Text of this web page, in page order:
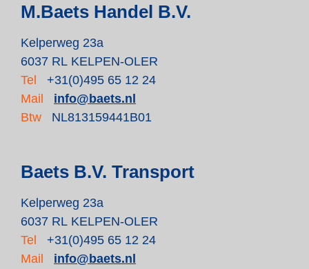
M.Baets Handel B.V.
Kelperweg 23a
6037 RL KELPEN-OLER
Tel
+31(0)495 65 12 24
Mail
info@baets.nl
Btw
NL813159441B01
Baets B.V. Transport
Kelperweg 23a
6037 RL KELPEN-OLER
Tel
+31(0)495 65 12 24
Mail
info@baets.nl